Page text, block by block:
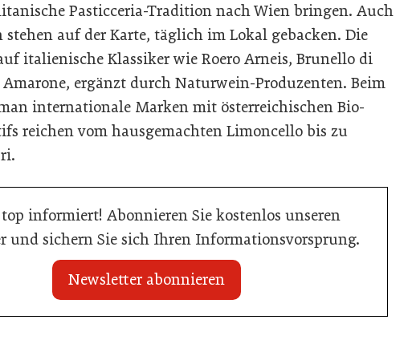
Pasticceria-Tradition nach Wien bringen. Auch
stehen auf der Karte, täglich im Lokal gebacken. Die
italienische Klassiker wie Roero Arneis, Brunello di
ergänzt durch Naturwein-Produzenten. Beim
internationale Marken mit österreichischen Bio-
reichen vom hausgemachten Limoncello bis zu
informiert! Abonnieren Sie kostenlos unseren
und sichern Sie sich Ihren Informationsvorsprung.
Newsletter abonnieren